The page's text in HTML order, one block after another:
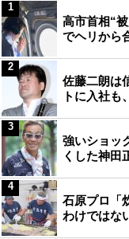
高市首相“
でヘリから
1
佐藤二朗は
トに入社も
2
強いショッ
くした神田
3
石原プロ「
わけではな
4